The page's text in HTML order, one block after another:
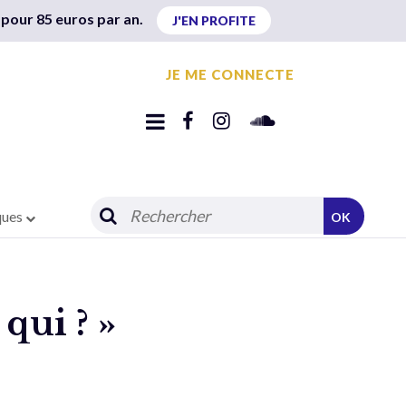
85 euros par an. J'EN PROFITE
JE ME CONNECTE
OK
? »